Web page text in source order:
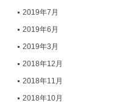
2019年7月
2019年6月
2019年3月
2018年12月
2018年11月
2018年10月